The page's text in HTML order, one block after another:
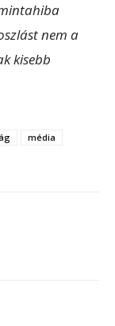
nem a
kisebb
média